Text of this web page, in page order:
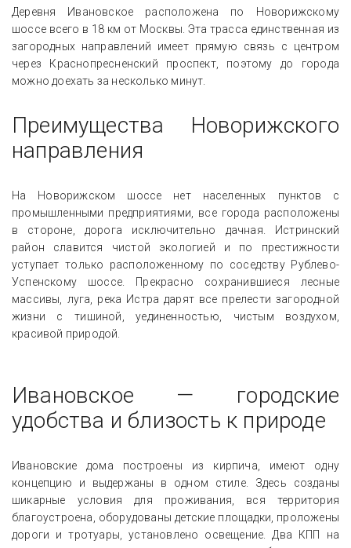
Деревня Ивановское расположена по Новорижскому
шоссе всего в 18 км от Москвы. Эта трасса единственная из
загородных направлений имеет прямую связь с центром
через Краснопресненский проспект, поэтому до города
можно доехать за несколько минут.
Преимущества Новорижского
направления
На Новорижском шоссе нет населенных пунктов с
промышленными предприятиями, все города расположены
в стороне, дорога исключительно дачная. Истринский
район славится чистой экологией и по престижности
уступает только расположенному по соседству Рублево-
Успенскому шоссе. Прекрасно сохранившиеся лесные
массивы, луга, река Истра дарят все прелести загородной
жизни с тишиной, уединенностью, чистым воздухом,
красивой природой.
Ивановское — городские
удобства и близость к природе
Ивановские дома построены из кирпича, имеют одну
концепцию и выдержаны в одном стиле. Здесь созданы
шикарные условия для проживания, вся территория
благоустроена, оборудованы детские площадки, проложены
дороги и тротуары, установлено освещение. Два КПП на